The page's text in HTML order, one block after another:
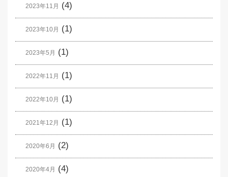
2023年11月 (4)
2023年10月 (1)
2023年5月 (1)
2022年11月 (1)
2022年10月 (1)
2021年12月 (1)
2020年6月 (2)
2020年4月 (4)